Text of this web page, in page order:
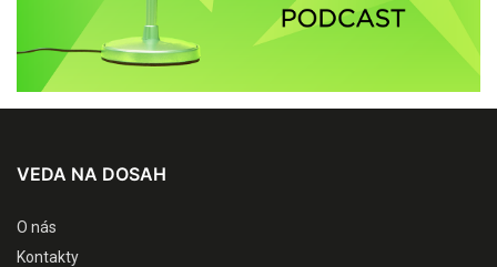
VEDA NA DOSAH
O nás
Kontakty